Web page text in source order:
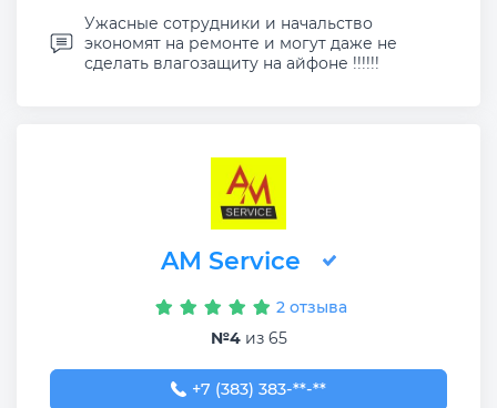
Ужасные сотрудники и начальство
экономят на ремонте и могут даже не
сделать влагозащиту на айфоне !!!!!!
AM Service
2 отзыва
№4из 65
+7 (383) 383-65-03
+7 (383) 383-**-**